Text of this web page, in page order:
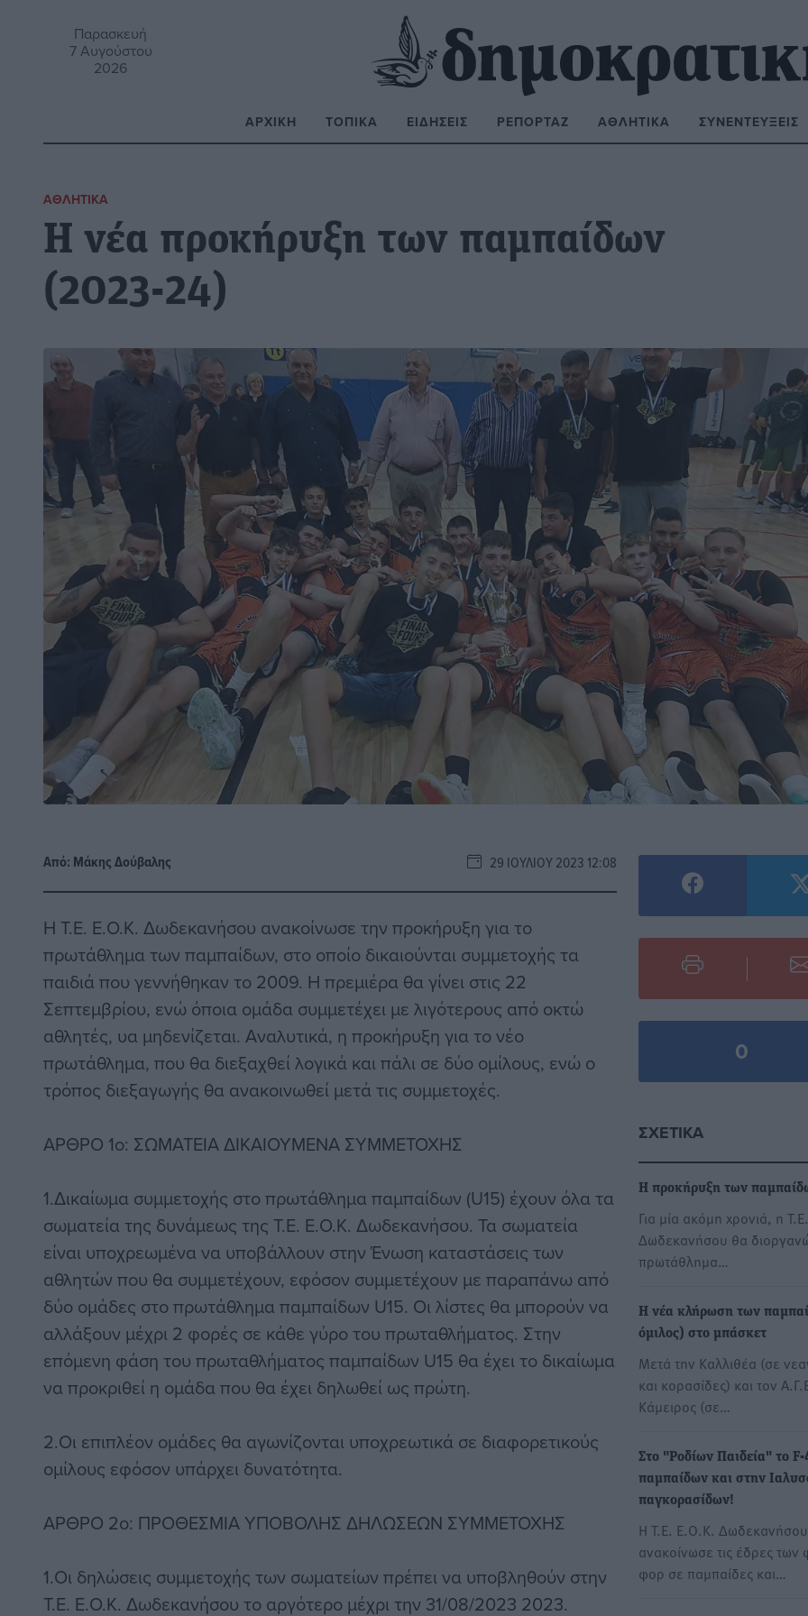
Παρασκευή
7 Αυγούστου
2026
ΑΡΧΙΚΉ ΤΟΠΙΚΆ ΕΙΔΉΣΕΙΣ ΡΕΠΟΡΤΆΖ ΑΘΛΗΤΙΚΆ ΣΥΝΕΝΤΕΎΞΕΙΣ
ΑΘΛΗΤΙΚΆ
Η νέα προκήρυξη των παμπαίδων
(2023-24)
Από: Μάκης Δούβαλης 29 ΙΟΥΛΊΟΥ 2023 12:08
Η T.E. E.O.K. Δωδεκανήσου ανακοίνωσε την προκήρυξη για το
πρωτάθλημα των παμπαίδων, στο οποίο δικαιούνται συμμετοχής τα
παιδιά που γεννήθηκαν το 2009. Η πρεμιέρα θα γίνει στις 22
Σεπτεμβρίου, ενώ όποια ομάδα συμμετέχει με λιγότερους από οκτώ
αθλητές, υα μηδενίζεται. Αναλυτικά, η προκήρυξη για το νέο
πρωτάθλημα, που θα διεξαχθεί λογικά και πάλι σε δύο ομίλους, ενώ ο
τρόπος διεξαγωγής θα ανακοινωθεί μετά τις συμμετοχές.
ΑΡΘΡΟ 1o: ΣΩΜΑΤΕΙΑ ΔΙΚΑΙΟΥΜΕΝΑ ΣΥΜΜΕΤΟΧΗΣ
1.Δικαίωμα συμμετοχής στο πρωτάθλημα παμπαίδων (U15) έχουν όλα τα
σωματεία της δυνάμεως της Τ.Ε. Ε.Ο.Κ. Δωδεκανήσου. Τα σωματεία
είναι υποχρεωμένα να υποβάλλουν στην Ένωση καταστάσεις των
αθλητών που θα συμμετέχουν, εφόσον συμμετέχουν με παραπάνω από
δύο ομάδες στο πρωτάθλημα παμπαίδων U15. Οι λίστες θα μπορούν να
αλλάξουν μέχρι 2 φορές σε κάθε γύρο του πρωταθλήματος. Στην
επόμενη φάση του πρωταθλήματος παμπαίδων U15 θα έχει το δικαίωμα
να προκριθεί η ομάδα που θα έχει δηλωθεί ως πρώτη.
2.Οι επιπλέον ομάδες θα αγωνίζονται υποχρεωτικά σε διαφορετικούς
ομίλους εφόσον υπάρχει δυνατότητα.
ΑΡΘΡΟ 2o: ΠΡΟΘΕΣΜΙΑ ΥΠΟΒΟΛΗΣ ΔΗΛΩΣΕΩΝ ΣΥΜΜΕΤΟΧΗΣ
1.Οι δηλώσεις συμμετοχής των σωματείων πρέπει να υποβληθούν στην
Τ.Ε. Ε.Ο.Κ. Δωδεκανήσου το αργότερο μέχρι την 31/08/2023 2023.
0
ΣΧΕΤΙΚΆ
Η προκήρυξη των
Για μία ακόμη χρονιά, η
Δωδεκανήσου θα
πρωτάθλημα…
Η νέα κλήρωση των
όμιλος) στο μπάσκετ
Μετά την Καλλιθέα (σε
και κορασίδες) και τον
Κάμειρος (σε…
Στο "Ροδίων Παιδεία" το
παμπαίδων και στην
παγκορασίδων!
Η Τ.Ε. Ε.Ο.Κ. Δωδεκανήσου
ανακοίνωσε τις έδρες των
φορ σε παμπαίδες και…